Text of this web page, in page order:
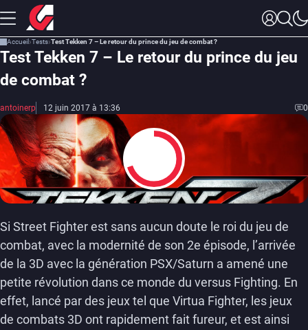
Accueil Tests Test Tekken 7 – Le retour du prince du jeu de combat ?
Test Tekken 7 – Le retour du prince du jeu
de combat ?
antoinerp 12 juin 2017 à 13:36 0
7
Si Street Fighter est sans aucun doute le roi du jeu de
combat, avec la modernité de son 2e épisode, l’arrivée
de la 3D avec la génération PSX/Saturn a amené une
petite révolution dans ce monde du versus Fighting. En
effet, lancé par des jeux tel que Virtua Fighter, les jeux
de combats 3D ont rapidement fait fureur, et est ainsi